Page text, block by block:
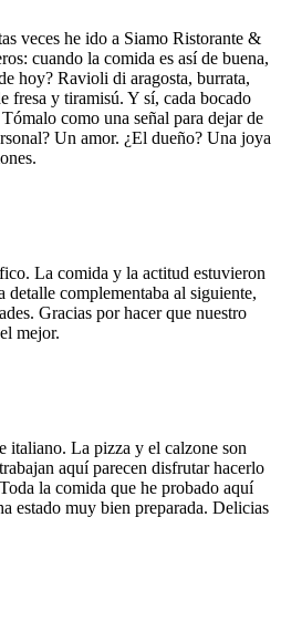
veces he ido a Siamo Ristorante &
cuando la comida es así de buena,
hoy? Ravioli di aragosta, burrata,
fresa y tiramisú. Y sí, cada bocado
como una señal para dejar de
Un amor. ¿El dueño? Una joya
La comida y la actitud estuvieron
detalle complementaba al siguiente,
Gracias por hacer que nuestro
mejor.
italiano. La pizza y el calzone son
aquí parecen disfrutar hacerlo
la comida que he probado aquí
estado muy bien preparada. Delicias